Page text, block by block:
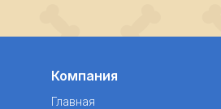
Компания
Главная